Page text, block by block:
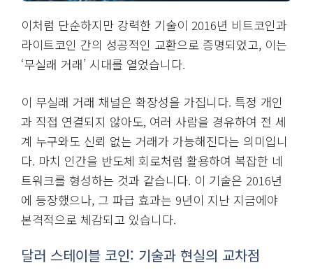
이처럼 단순하지만 강력한 기술이 2016년 비트코인과
라이트코인 간의 성공적인 교환으로 증명되었고, 이는
‘무실래 거래’ 시대를 열었습니다.
이 무실래 거래 채널은 확장성을 가집니다. 특정 개인
과 직접 연결되지 않아도, 여러 사람을 경유하여 전 세
계 누구와도 신뢰 없는 거래가 가능해진다는 의미입니
다. 마치 인간을 반도체 회로처럼 활용하여 복잡한 네
트워크를 형성하는 것과 같습니다. 이 기술은 2016년
에 등장했으나, 그 파급 효과는 9년이 지난 지금에야
본격적으로 체감되고 있습니다.
달러 스테이블 코인: 기술과 현실의 교차점